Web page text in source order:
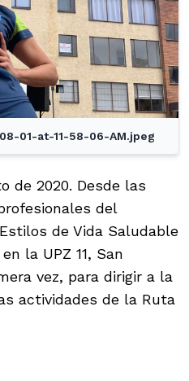
01-at-11-58-06-AM.jpeg
de 2020. Desde las
del
de Vida Saludable
la UPZ 11, San
vez, para dirigir a la
actividades de la Ruta